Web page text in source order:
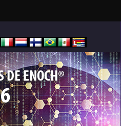
DE ENOCH®